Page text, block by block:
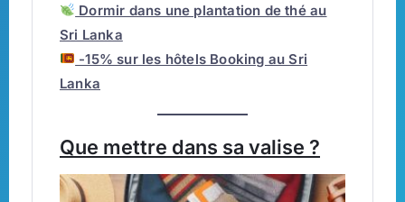
Dormir dans une plantation de thé au
Sri Lanka
-15% sur les hôtels Booking au Sri
Lanka
Que mettre dans sa valise ?